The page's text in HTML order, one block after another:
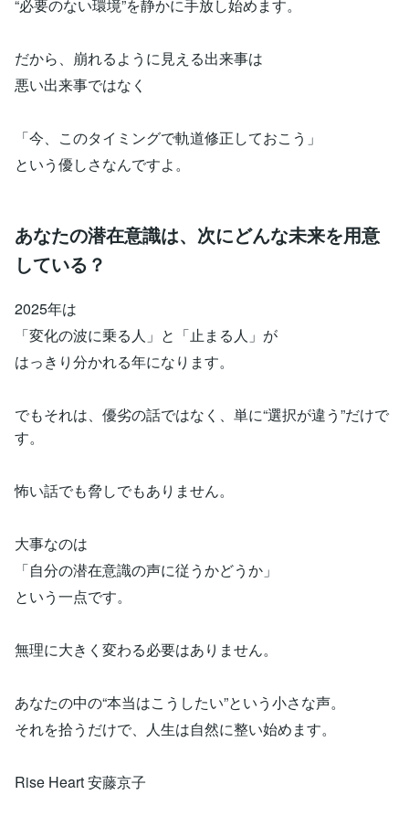
“必要のない環境”を静かに手放し始めます。
だから、崩れるように見える出来事は
悪い出来事ではなく
「今、このタイミングで軌道修正しておこう」
という優しさなんですよ。
あなたの潜在意識は、次にどんな未来を用意
している？
2025年は
「変化の波に乗る人」と「止まる人」が
はっきり分かれる年になります。
でもそれは、優劣の話ではなく、単に“選択が違う”だけで
す。
怖い話でも脅しでもありません。
大事なのは
「自分の潜在意識の声に従うかどうか」
という一点です。
無理に大きく変わる必要はありません。
あなたの中の“本当はこうしたい”という小さな声。
それを拾うだけで、人生は自然に整い始めます。
Rise Heart 安藤京子